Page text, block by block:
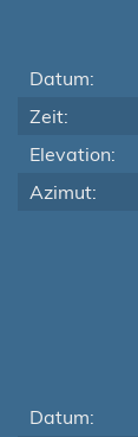
Datum:
Zeit:
Elevation:
Azimut:
Datum: